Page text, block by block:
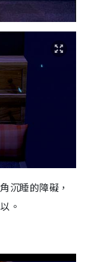
沉睡的障礙，
。